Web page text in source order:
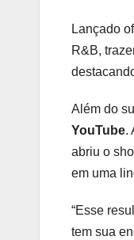
Lançado
R&B,
Além do
YouTube.
abriu o
em uma
“Esse
tem sua